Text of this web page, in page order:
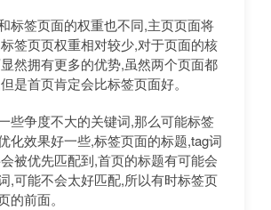
标签页面的权重也不同,主页页面将
签页页权重相对较少,对于页面的核
然拥有更多的优势,虽然两个页面都
是首页肯定会比标签页面好。
些争度不大的关键词,那么可能标签
化效果好一些,标签页面的标题,tag词
被优先匹配到,首页的标题有可能会
,可能不会太好匹配,所以有时标签页
的前面。